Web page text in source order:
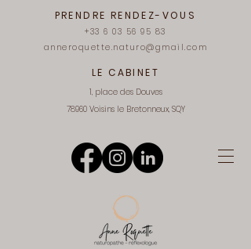
PRENDRE RENDEZ-VOUS
+33 6 03 56 95 83
anneroquette.naturo@gmail.com
LE CABINET
1, place des Douves
78960 Voisins le Bretonneux, SQY